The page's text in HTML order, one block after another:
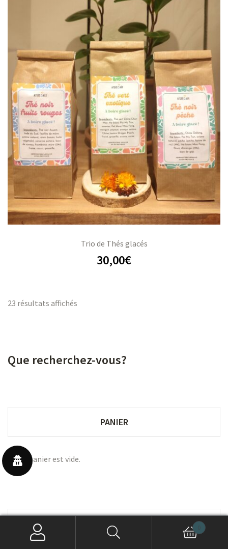
Trio de Thés glacés
30,00€
23 résultats affichés
Que recherchez-vous?
PANIER
Votre panier est vide.
CATÉGORIES DE PRODUITS